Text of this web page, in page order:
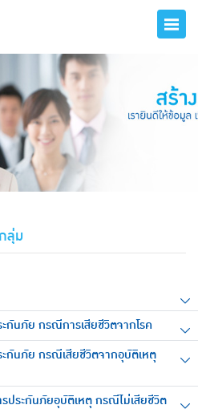
ลุ่ม
กันภัย กรณีการเสียชีวิตจากโรค​
ะกันภัย กรณีเสียชีวิตจากอุบัติเหตุ
ประกันภัยอุบัติเหตุ กรณีไม่เสียชีวิต